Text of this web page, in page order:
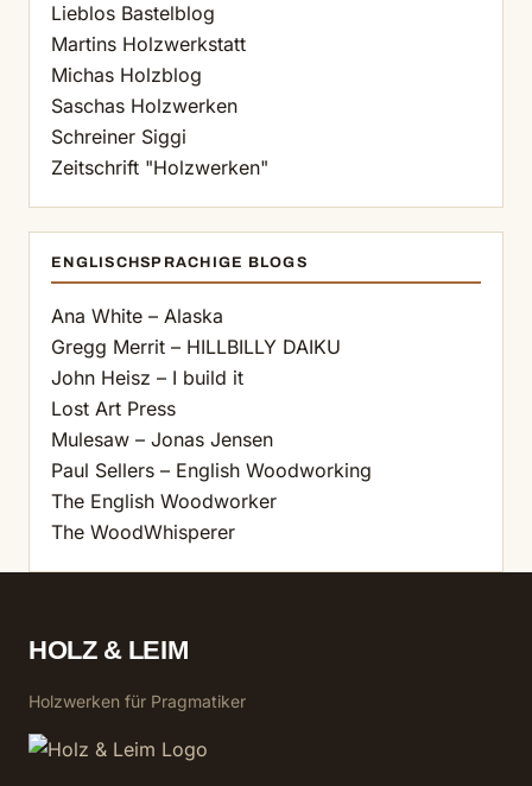
Lieblos Bastelblog
Martins Holzwerkstatt
Michas Holzblog
Saschas Holzwerken
Schreiner Siggi
Zeitschrift "Holzwerken"
ENGLISCHSPRACHIGE BLOGS
Ana White – Alaska
Gregg Merrit – HILLBILLY DAIKU
John Heisz – I build it
Lost Art Press
Mulesaw – Jonas Jensen
Paul Sellers – English Woodworking
The English Woodworker
The WoodWhisperer
HOLZ & LEIM
Holzwerken für Pragmatiker